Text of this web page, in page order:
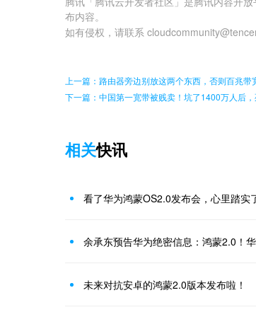
布内容。
如有侵权，请联系
上一篇：路由器旁边别放这两个东西，否则百兆带
下一篇：中国第一宽带被贱卖！坑了1400万人后
相关快讯
看了华为鸿蒙OS2.0发布会，心里踏实
余承东预告华为绝密信息：鸿蒙2.0！
未来对抗安卓的鸿蒙2.0版本发布啦！